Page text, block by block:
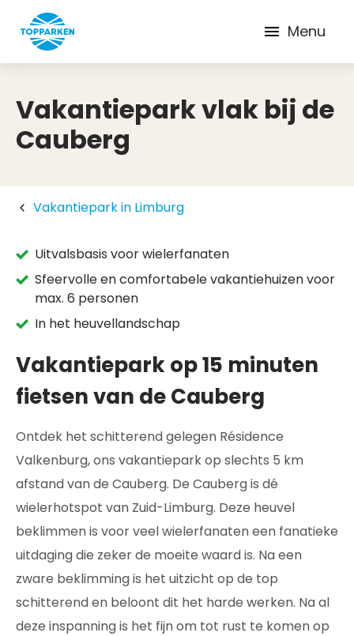
Menu
Vakantiepark vlak bij de
Cauberg
Vakantiepark in Limburg
Uitvalsbasis voor wielerfanaten
Sfeervolle en comfortabele vakantiehuizen voor
max. 6 personen
In het heuvellandschap
Vakantiepark op 15 minuten
fietsen van de Cauberg
Ontdek het schitterend gelegen Résidence
Valkenburg, ons vakantiepark op slechts 5 km
afstand van de Cauberg. De Cauberg is dé
wielerhotspot van Zuid-Limburg. Deze heuvel
beklimmen is voor veel wielerfanaten een fanatieke
uitdaging die zeker de moeite waard is. Na een
zware beklimming is het uitzicht op de top
schitterend en beloont dit het harde werken. Na al
deze inspanning is het fijn om tot rust te komen op